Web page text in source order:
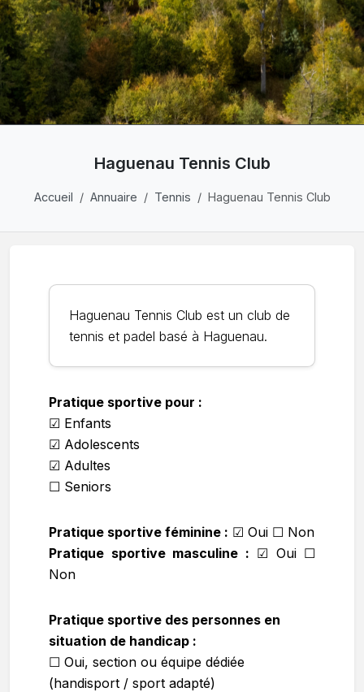
Haguenau Tennis Club
Accueil Annuaire Tennis Haguenau Tennis Club
Haguenau Tennis Club est un club de
tennis et padel basé à Haguenau.
Pratique sportive pour :
☑ Enfants
☑ Adolescents
☑ Adultes
☐ Seniors
Pratique sportive féminine : ☑ Oui ☐ Non
Pratique sportive masculine : ☑ Oui ☐
Non
Pratique sportive des personnes en
situation de handicap :
☐ Oui, section ou équipe dédiée
(handisport / sport adapté)